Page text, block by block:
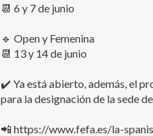
📆 6 y 7 de junio
🔹 Open y Femenina
📆 13 y 14 de junio
✔️ Ya está abierto, además, el
para la designación de la sede
📲 https://www.fefa.es/la-